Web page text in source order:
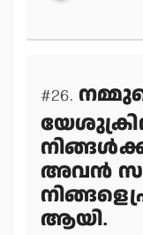
#26.
അവന്‍
ആയി.